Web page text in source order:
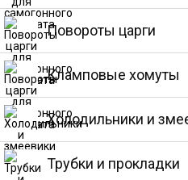
Повороты царги
Кламповые хомуты
Холодильники и
Трубки и прокладки